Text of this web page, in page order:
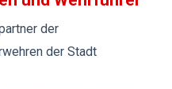
der
der Stadt